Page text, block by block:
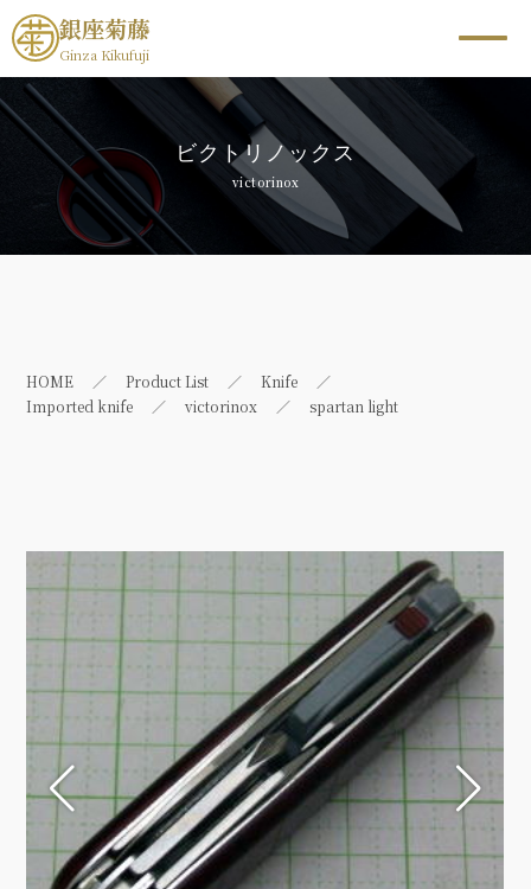
銀座菊藤
Ginza Kikufuji
ビクトリノックス
victorinox
HOME Product List
Knife
Imported knife
victorinox spartan light